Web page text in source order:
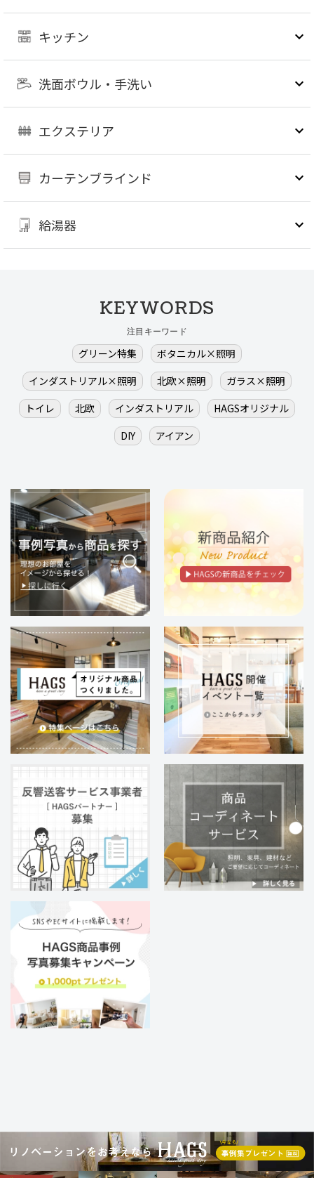
キッチン
洗面ボウル・手洗い
エクステリア
カーテンブラインド
給湯器
KEYWORDS
注目キーワード
グリーン特集
ボタニカル×照明
インダストリアル×照明
北欧×照明
ガラス×照明
トイレ
北欧 インダストリアル
HAGSオリジナル
DIY
アイアン